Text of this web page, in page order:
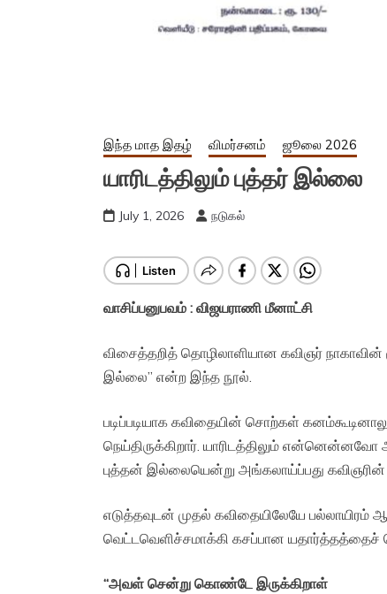
இந்த மாத இதழ் விமர்சனம் ஜூலை 2026
யாரிடத்திலும் புத்தர் இல்லை
July 1, 2026 நடுகல்
வாசிப்பனுபவம் : விஜயராணி மீனாட்சி
விசைத்தறித் தொழிலாளியான கவிஞர் நாகாவின்
இல்லை” என்ற இந்த நூல்.
படிப்படியாக கவிதையின் சொற்கள்
நெய்திருக்கிறார். யாரிடத்திலும் என்னென்னவோ
புத்தன் இல்லையென்று அங்கலாய்ப்பது
எடுத்தவுடன் முதல் கவிதையிலேயே
வெட்டவெளிச்சமாக்கி கசப்பான யதார்த்தத்தைச்
“அவள் சென்று கொண்டே இருக்கிறாள்